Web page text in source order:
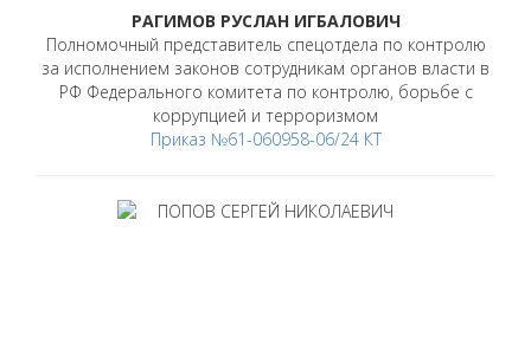
РАГИМОВ РУСЛАН ИГБАЛОВИЧ
Полномочный представитель спецотдела по контролю
за исполнением законов сотрудникам органов власти в
РФ Федерального комитета по контролю, борьбе с
коррупцией и терроризмом
Приказ №61-060958-06/24 КТ